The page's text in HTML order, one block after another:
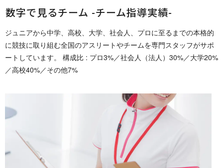
数字で見るチーム -チーム指 導 実 績 -
ジュニアから中学、高校、大学、社会人、プロに至るまでの本格的
に競技に取り組む全国のアスリートやチームを専門スタッフがサポ
ートしています。 構成比 : プロ3%／社会人（法人）30%／大学20%
／高校40%／その他7%